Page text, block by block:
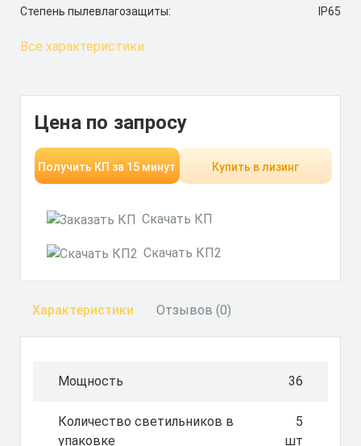
Степень пылевлагозащиты: IP65
Все характеристики
Цена по запросу
Получить КП за 15 минут Купить в лизинг
Скачать КП
Скачать КП2
Характеристики Отзывов (0)
Мощность 36
Количество светильников в
упаковке
5
шт